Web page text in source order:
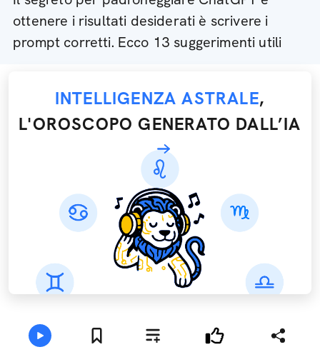
ottenere i risultati desiderati è scrivere i
prompt corretti. Ecco 13 suggerimenti utili
INTELLIGENZA ASTRALE,
L'OROSCOPO GENERATO DALL’IA